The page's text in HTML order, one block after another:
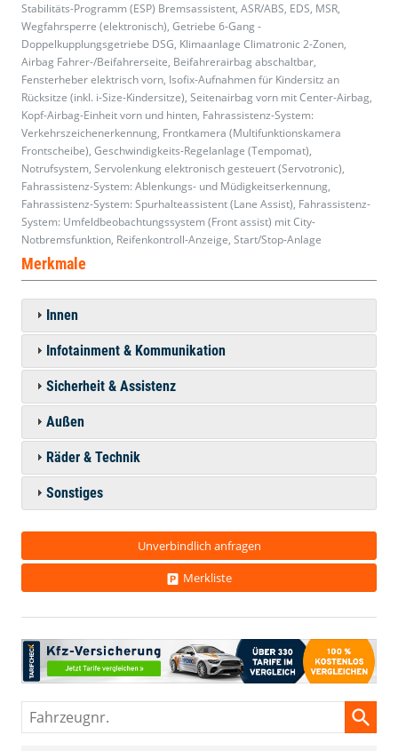
Stabilitäts-Programm (ESP) Bremsassistent, ASR/ABS, EDS, MSR,
Wegfahrsperre (elektronisch), Getriebe 6-Gang -
Doppelkupplungsgetriebe DSG, Klimaanlage Climatronic 2-Zonen,
Airbag Fahrer-/Beifahrerseite, Beifahrerairbag abschaltbar,
Fensterheber elektrisch vorn, Isofix-Aufnahmen für Kindersitz an
Rücksitze (inkl. i-Size-Kindersitze), Seitenairbag vorn mit Center-Airbag,
Kopf-Airbag-Einheit vorn und hinten, Fahrassistenz-System:
Verkehrszeichenerkennung, Frontkamera (Multifunktionskamera
Frontscheibe), Geschwindigkeits-Regelanlage (Tempomat),
Notrufsystem, Servolenkung elektronisch gesteuert (Servotronic),
Fahrassistenz-System: Ablenkungs- und Müdigkeitserkennung,
Fahrassistenz-System: Spurhalteassistent (Lane Assist), Fahrassistenz-
System: Umfeldbeobachtungssystem (Front assist) mit City-
Notbremsfunktion, Reifenkontroll-Anzeige, Start/Stop-Anlage
Merkmale
Innen
Infotainment & Kommunikation
Sicherheit & Assistenz
Außen
Räder & Technik
Sonstiges
Unverbindlich anfragen
Merkliste
Fahrzeugnr.